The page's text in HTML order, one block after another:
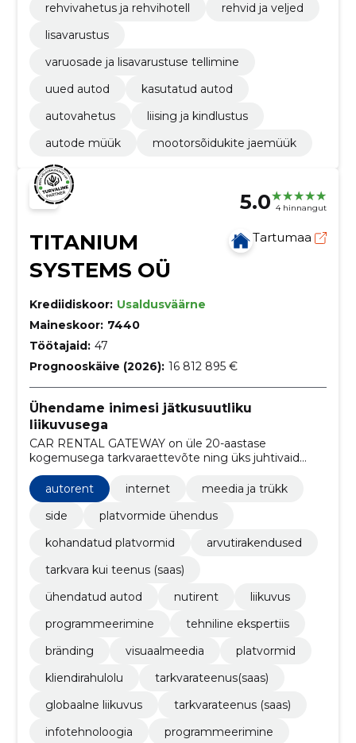
rehvivahetus ja rehvihotell
rehvid ja veljed
lisavarustus
varuosade ja lisavarustuse tellimine
uued autod
kasutatud autod
autovahetus
liising ja kindlustus
autode müük
mootorsõidukite jaemüük
5.0 4 hinnangut
TITANIUM
SYSTEMS OÜ
Tartumaa
Krediidiskoor: Usaldusväärne
Maineskoor: 7440
Töötajaid: 47
Prognooskäive (2026): 16 812 895 €
Ühendame inimesi jätkusuutliku
liikuvusega
CAR RENTAL GATEWAY on üle 20-aastase
kogemusega tarkvaraettevõte ning üks juhtivaid
autorendivahenduse tehnoloogia pakkujaid
maailmas.
autorent internet
meedia ja trükk
side
platvormide ühendus
kohandatud platvormid
arvutirakendused
tarkvara kui teenus (saas)
ühendatud autod
nutirent
liikuvus
programmeerimine
tehniline ekspertiis
bränding
visuaalmeedia
platvormid
kliendirahulolu
tarkvarateenus(saas)
globaalne liikuvus
tarkvarateenus (saas)
infotehnoloogia
programmeerimine